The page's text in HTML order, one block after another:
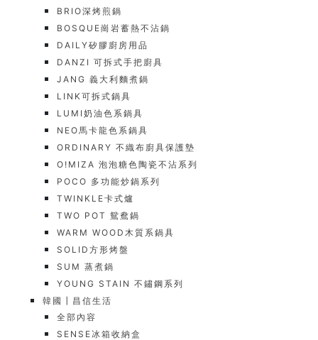
BRIO深烤煎鍋
BOSQUE崗岩蓄熱不沾鍋
DAILY矽膠廚房用品
DANZI 可拆式手把廚具
JANG 義大利麵煮鍋
LINK可拆式鍋具
LUMI奶油色系鍋具
NEO馬卡龍色系鍋具
ORDINARY 不織布廚具保護墊
O!MIZA 泡泡糖色陶瓷不沾系列
POCO 多功能炒鍋系列
TWINKLE卡式爐
TWO POT 鴛鴦鍋
WARM WOOD木質系鍋具
SOLID方形烤盤
SUM 蒸煮鍋
YOUNG STAIN 不鏽鋼系列
韓國┃昌信生活
全部內容
SENSE冰箱收納盒